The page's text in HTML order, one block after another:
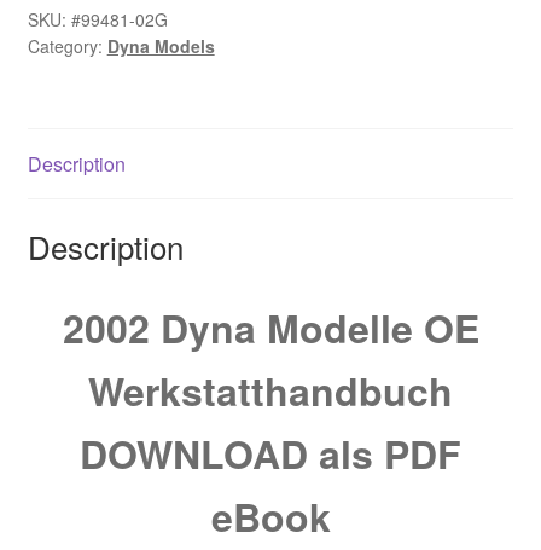
02G
quantity
SKU: #99481-02G
Category: Dyna Models
Description
Description
2002 Dyna Modelle OE
Werkstatthandbuch
DOWNLOAD als PDF
eBook